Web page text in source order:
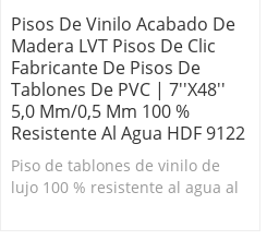
Pisos De Vinilo Acabado De
Madera LVT Pisos De Clic
Fabricante De Pisos De
Tablones De PVC | 7''x48''
5,0 Mm/0,5 Mm 100 %
Resistente Al Agua HDF 9122
Piso de tablones de vinilo de
lujo 100 % resistente al agua al